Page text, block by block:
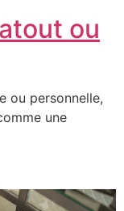
ou
ou personnelle,
une